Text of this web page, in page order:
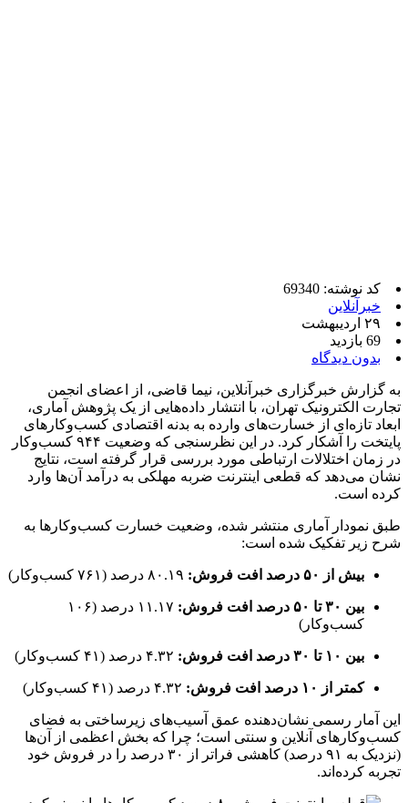
کد نوشته: 69340
خبرآنلاین
۲۹ اردیبهشت
69 بازدید
بدون دیدگاه
به گزارش خبرگزاری خبرآنلاین، نیما قاضی، از اعضای انجمن
تجارت الکترونیک تهران، با انتشار داده‌هایی از یک پژوهش آماری،
ابعاد تازه‌ای از خسارت‌های وارده به بدنه اقتصادی کسب‌وکارهای
پایتخت را آشکار کرد. در این نظرسنجی که وضعیت ۹۴۴ کسب‌وکار
در زمان اختلالات ارتباطی مورد بررسی قرار گرفته است، نتایج
نشان می‌دهد که قطعی اینترنت ضربه مهلکی به درآمد آن‌ها وارد
کرده است.
طبق نمودار آماری منتشر شده، وضعیت خسارت کسب‌وکارها به
شرح زیر تفکیک شده است:
بیش از ۵۰ درصد افت فروش:
بین ۳۰ تا ۵۰ درصد افت فروش:
۱۱.۱۷ درصد (۱۰۶
کسب‌وکار)
بین ۱۰ تا ۳۰ درصد افت فروش:
کمتر از ۱۰ درصد افت فروش:
این آمار رسمی نشان‌دهنده عمق آسیب‌های زیرساختی به فضای
کسب‌وکارهای آنلاین و سنتی است؛ چرا که بخش اعظمی از آن‌ها
(نزدیک به ۹۱ درصد) کاهشی فراتر از ۳۰ درصد را در فروش خود
تجربه کرده‌اند.